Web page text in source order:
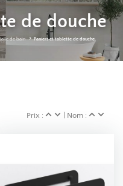
de douche
de bain Paniers et tablette de douche
Prix : | Nom :